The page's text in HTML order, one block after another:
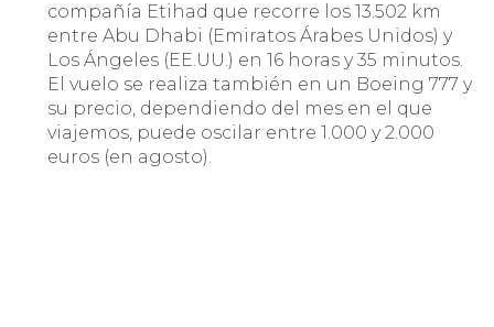
compañía Etihad que recorre los 13.502 km
entre Abu Dhabi (Emiratos Árabes Unidos) y
Los Ángeles (EE.UU.) en 16 horas y 35 minutos.
El vuelo se realiza también en un Boeing 777 y
su precio, dependiendo del mes en el que
viajemos, puede oscilar entre 1.000 y 2.000
euros (en agosto).